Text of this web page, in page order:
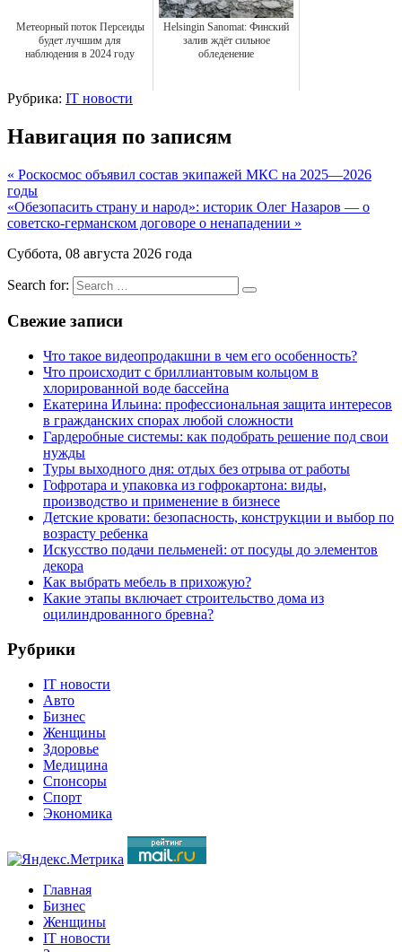
Метеорный поток Персеиды
будет лучшим для
наблюдения в 2024 году
Helsingin Sanomat: Финский
залив ждёт сильное
обледенение
Рубрика: IT новости
Навигация по записям
« Роскосмос объявил состав экипажей МКС на 2025—2026
годы
«Обезопасить страну и народ»: историк Олег Назаров — о
советско-германском договоре о ненападении »
Суббота, 08 августа 2026 года
Search for:
Свежие записи
Что такое видеопродакшни в чем его особенность?
Что происходит с бриллиантовым кольцом в
хлорированной воде бассейна
Екатерина Ильина: профессиональная защита интересов
в гражданских спорах любой сложности
Гардеробные системы: как подобрать решение под свои
нужды
Туры выходного дня: отдых без отрыва от работы
Гофротара и упаковка из гофрокартона: виды,
производство и применение в бизнесе
Детские кровати: безопасность, конструкции и выбор по
возрасту ребенка
Искусство подачи пельменей: от посуды до элементов
декора
Как выбрать мебель в прихожую?
Какие этапы включает строительство дома из
оцилиндрованного бревна?
Рубрики
IT новости
Авто
Бизнес
Женщины
Здоровье
Медицина
Спонсоры
Спорт
Экономика
Главная
Бизнес
Женщины
IT новости